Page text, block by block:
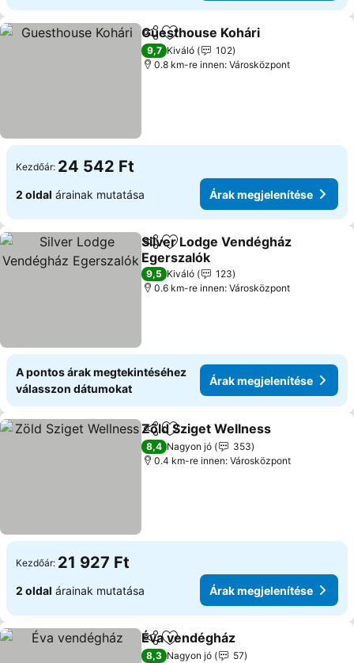
Megosztás
Hozzáadás a kedvencekhez
Guesthouse Kohári
9,7 Kiváló
102
0.8 km-re innen: Városközpont
Kezdőár: 24 542 Ft
2 oldal árainak mutatása Árak megjelenítése
Megosztás
Hozzáadás a kedvencekhez
Silver Lodge Vendégház
Egerszalók
9,5 Kiváló
123
0.6 km-re innen: Városközpont
A pontos árak megtekintéséhez
válasszon dátumokat
Árak megjelenítése
Megosztás
Hozzáadás a kedvencekhez
Zöld Sziget Wellness
8,4 Nagyon jó
353
0.4 km-re innen: Városközpont
Kezdőár: 21 927 Ft
2 oldal árainak mutatása Árak megjelenítése
Megosztás
Hozzáadás a kedvencekhez
Éva vendégház
8,3 Nagyon jó
57